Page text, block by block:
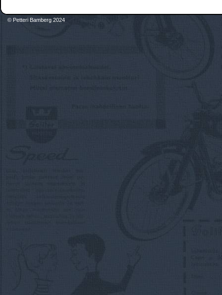
© Petteri Bamberg 2024